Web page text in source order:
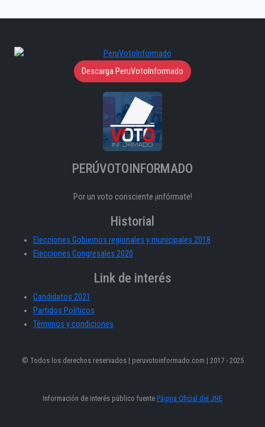
Descarga PeruVotoInformado
PERÚVOTOINFORMADO
Por un voto consciente ¡infórmate!
Historial
Elecciones Gobiernos regionales y municipales 2018
Elecciones Congresales 2020
Link de interés
Candidatos 2021
Partidos Políticos
Términos y condiciones
© Todos los derechos reservados | peruvotoinformado.com | 2017 - 2025
Información de interés público fuente Página Oficial del JNE